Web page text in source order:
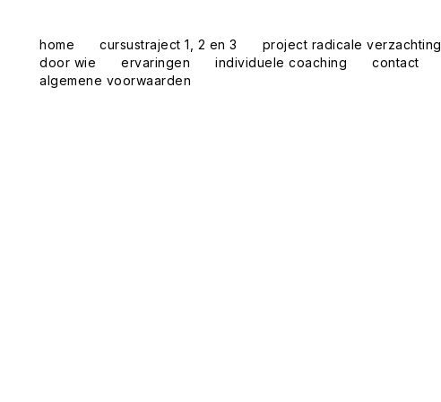
home cursustraject 1, 2 en 3 project radicale verzachting
door wie
ervaringen individuele coaching contact
algemene voorwaarden